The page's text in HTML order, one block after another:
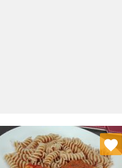
Dodaj do ulubionych
Wybierz listę: